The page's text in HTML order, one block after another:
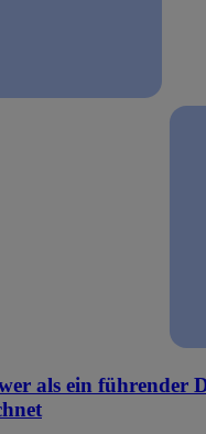
als ein führender